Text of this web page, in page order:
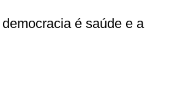
é saúde e a